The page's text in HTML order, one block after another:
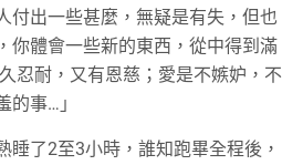
付出一些甚麼，無疑是有失，但也
你體會一些新的東西，從中得到滿
忍耐，又有恩慈；愛是不嫉妒，不
的事…」
睡了2至3小時，誰知跑畢全程後，